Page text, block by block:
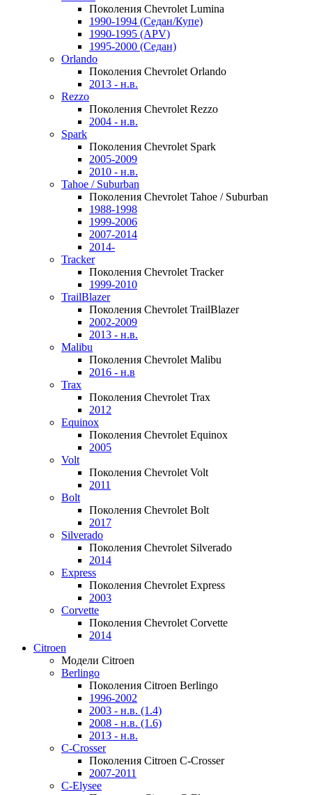
Поколения Chevrolet Lumina
1990-1994 (Седан/Купе)
1990-1995 (APV)
1995-2000 (Седан)
Orlando
Поколения Chevrolet Orlando
2013 - н.в.
Rezzo
Поколения Chevrolet Rezzo
2004 - н.в.
Spark
Поколения Chevrolet Spark
2005-2009
2010 - н.в.
Tahoe / Suburban
Поколения Chevrolet Tahoe / Suburban
1988-1998
1999-2006
2007-2014
2014-
Tracker
Поколения Chevrolet Tracker
1999-2010
TrailBlazer
Поколения Chevrolet TrailBlazer
2002-2009
2013 - н.в.
Malibu
Поколения Chevrolet Malibu
2016 - н.в
Trax
Поколения Chevrolet Trax
2012
Equinox
Поколения Chevrolet Equinox
2005
Volt
Поколения Chevrolet Volt
2011
Bolt
Поколения Chevrolet Bolt
2017
Silverado
Поколения Chevrolet Silverado
2014
Express
Поколения Chevrolet Express
2003
Corvette
Поколения Chevrolet Corvette
2014
Citroen
Модели Citroen
Berlingo
Поколения Citroen Berlingo
1996-2002
2003 - н.в. (1.4)
2008 - н.в. (1.6)
2013 - н.в.
C-Crosser
Поколения Citroen C-Crosser
2007-2011
C-Elysee